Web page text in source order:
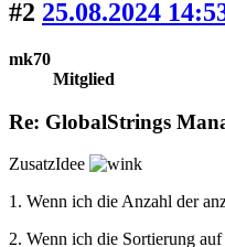
#2 25.08.2024
mk70
Mitglied
Re: GlobalStrings
ZusatzIdee
1. Wenn ich die Anzahl der
2. Wenn ich die Sortierung